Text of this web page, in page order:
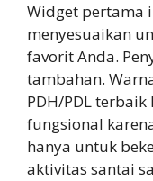
Widget pertama
menyesuaikan
favorit Anda.
tambahan.
PDH/PDL
fungsional
hanya untuk
aktivitas santai